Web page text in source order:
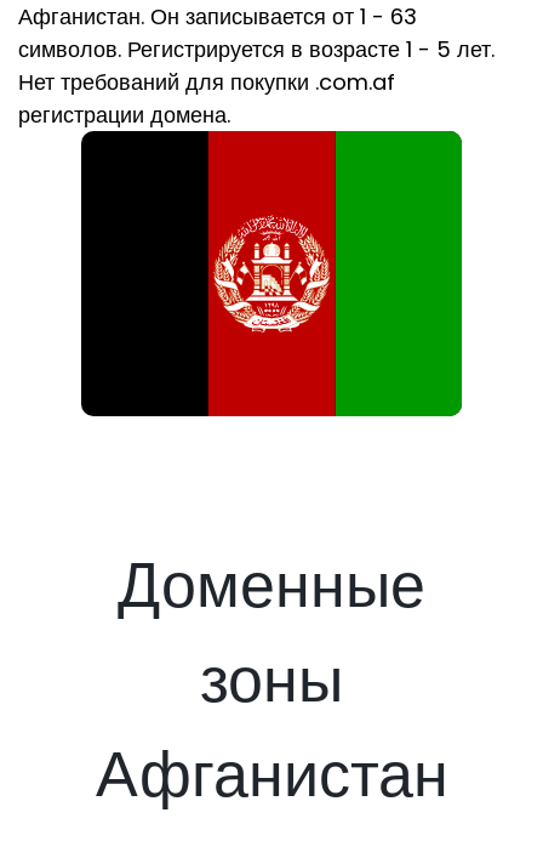
Афганистан. Он записывается от 1 - 63
символов. Регистрируется в возрасте 1 - 5 лет.
Нет требований для покупки .com.af
регистрации домена.
Доменные
зоны
Афганистан